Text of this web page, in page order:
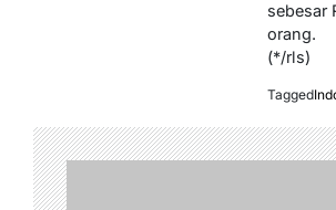
sebesar
orang.
(*/rls)
Tagged